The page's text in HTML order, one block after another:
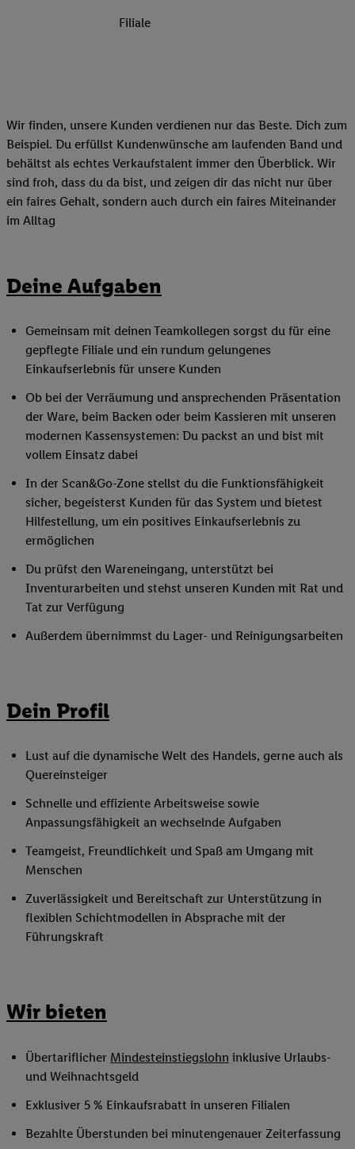
Filiale
Wir finden, unsere Kunden verdienen nur das Beste. Dich zum
Beispiel. Du erfüllst Kundenwünsche am laufenden Band und
behältst als echtes Verkaufstalent immer den Überblick. Wir
sind froh, dass du da bist, und zeigen dir das nicht nur über
ein faires Gehalt, sondern auch durch ein faires Miteinander
im Alltag
Deine Aufgaben
Gemeinsam mit deinen Teamkollegen sorgst du für eine
gepflegte Filiale und ein rundum gelungenes
Einkaufserlebnis für unsere Kunden
Ob bei der Verräumung und ansprechenden Präsentation
der Ware, beim Backen oder beim Kassieren mit unseren
modernen Kassensystemen: Du packst an und bist mit
vollem Einsatz dabei
In der Scan&Go-Zone stellst du die Funktionsfähigkeit
sicher, begeisterst Kunden für das System und bietest
Hilfestellung, um ein positives Einkaufserlebnis zu
ermöglichen
Du prüfst den Wareneingang, unterstützt bei
Inventurarbeiten und stehst unseren Kunden mit Rat und
Tat zur Verfügung
Außerdem übernimmst du Lager- und Reinigungsarbeiten
Dein Profil
Lust auf die dynamische Welt des Handels, gerne auch als
Quereinsteiger
Schnelle und effiziente Arbeitsweise sowie
Anpassungsfähigkeit an wechselnde Aufgaben
Teamgeist, Freundlichkeit und Spaß am Umgang mit
Menschen
Zuverlässigkeit und Bereitschaft zur Unterstützung in
flexiblen Schichtmodellen in Absprache mit der
Führungskraft
Wir bieten
Übertariflicher Mindesteinstiegslohn inklusive Urlaubs-
und Weihnachtsgeld
Exklusiver 5 % Einkaufsrabatt in unseren Filialen
Bezahlte Überstunden bei minutengenauer Zeiterfassung